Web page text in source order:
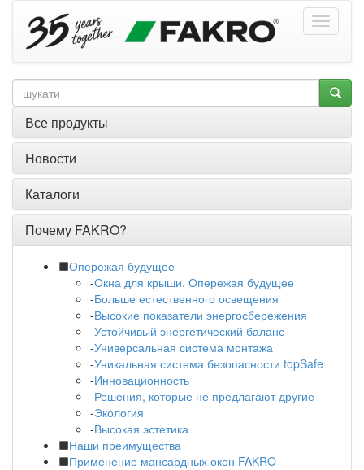
Все продукты
Новости
Каталоги
Почему FAKRO?
Опережая будущее
-Окна для крыши. Опережая будущее
-Больше естественного освещения
-Высокие показатели энергосбережения
-Устойчивый энергетический баланс
-Универсальная система монтажа
-Уникальная система безопасности topSafe
-Инновационность
-Решения, которые не предлагают другие
-Экология
-Высокая эстетика
Наши преимущества
Применение мансардных окон FAKRO